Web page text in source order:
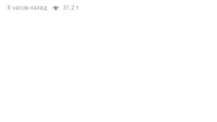
8 часов назад 31,2 т.